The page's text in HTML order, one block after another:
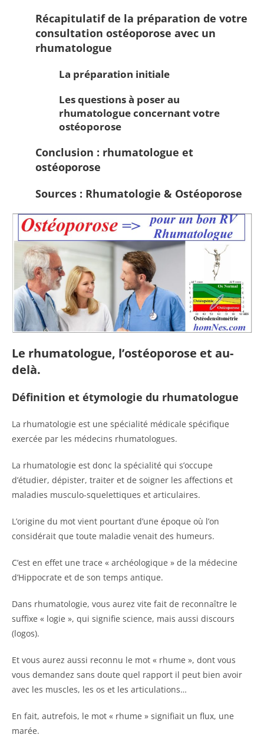
Récapitulatif de la préparation de votre
consultation ostéoporose avec un
rhumatologue
La préparation initiale
Les questions à poser au
rhumatologue concernant votre
ostéoporose
Conclusion : rhumatologue et
ostéoporose
Sources : Rhumatologie & Ostéoporose
Le rhumatologue, l’ostéoporose et au-
delà.
Définition et étymologie du rhumatologue
La rhumatologie est une spécialité médicale spécifique
exercée par les médecins rhumatologues.
La rhumatologie est donc la spécialité qui s’occupe
d’étudier, dépister, traiter et de soigner les affections et
maladies musculo-squelettiques et articulaires.
L’origine du mot vient pourtant d’une époque où l’on
considérait que toute maladie venait des humeurs.
C’est en effet une trace « archéologique » de la médecine
d’Hippocrate et de son temps antique.
Dans rhumatologie, vous aurez vite fait de reconnaître le
suffixe « logie », qui signifie science, mais aussi discours
(logos).
Et vous aurez aussi reconnu le mot « rhume », dont vous
vous demandez sans doute quel rapport il peut bien avoir
avec les muscles, les os et les articulations…
En fait, autrefois, le mot « rhume » signifiait un flux, une
marée.